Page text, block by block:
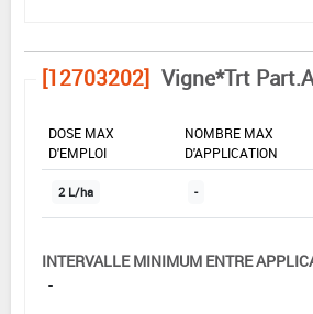
[12703202] Vigne*Trt
DOSE MAX
D'EMPLOI
NOMBRE MAX
D'APPLICATION
2 L/ha -
INTERVALLE MINIMUM ENTRE
-